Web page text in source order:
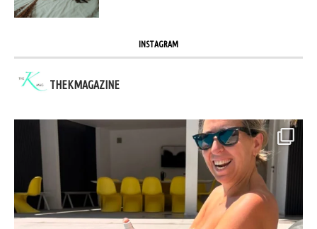
INSTAGRAM
THEKMAGAZINE